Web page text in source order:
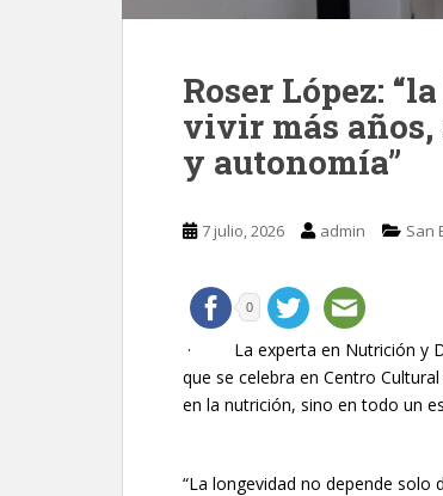
Roser López:
vivir más años,
y autonomía”
7 julio, 2026 admin San
0
· La experta en Nutrición y
que se celebra en Centro
en la nutrición, sino en todo un
“La longevidad no depende solo